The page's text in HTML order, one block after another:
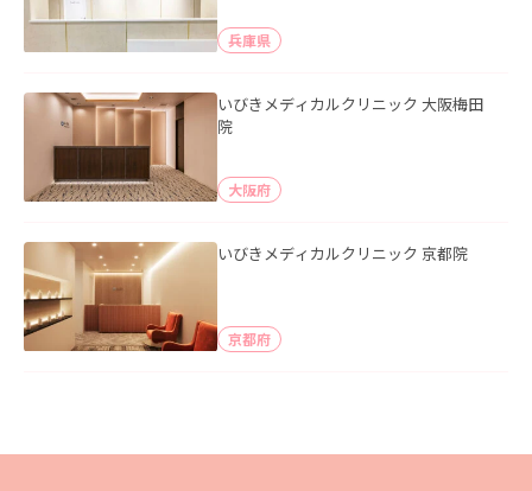
兵庫県
いびきメディカルクリニック 大阪梅田
院
大阪府
いびきメディカルクリニック 京都院
京都府